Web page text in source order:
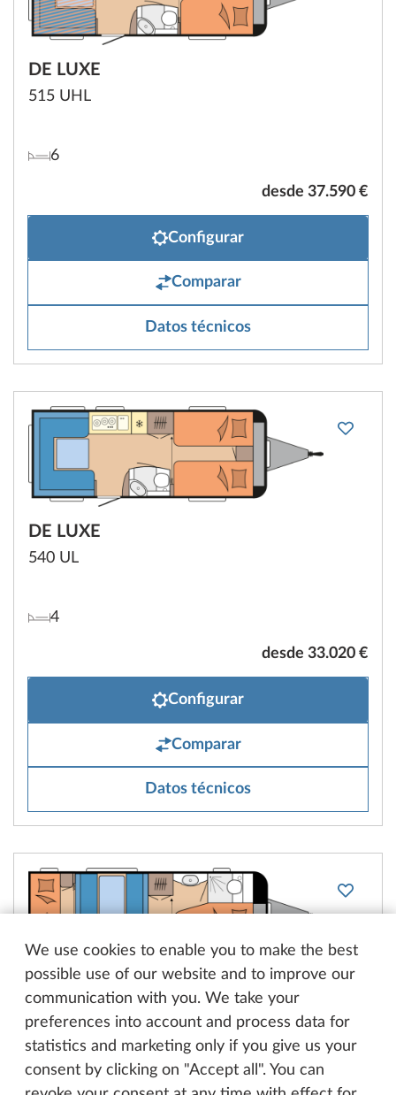
We use cookies to enable you to make the best
possible use of our website and to improve our
communication with you. We take your
preferences into account and process data for
statistics and marketing only if you give us your
consent by clicking on "Accept all". You can
DE LUXE
515 UHL
6
desde 37.590 €
Configurar
Comparar
Datos técnicos
DE LUXE
540 UL
4
desde 33.020 €
Configurar
Comparar
Datos técnicos
DE LUXE
540 KMFe
3 2